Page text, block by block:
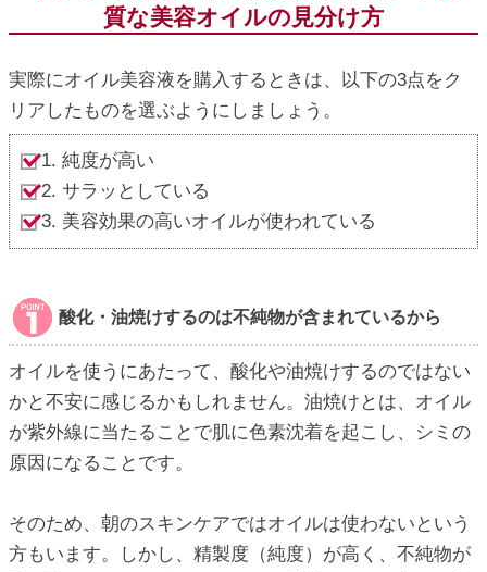
質な美容オイルの見分け方
実際にオイル美容液を購入するときは、以下の3点をク
リアしたものを選ぶようにしましょう。
1. 純度が高い
2. サラッとしている
3. 美容効果の高いオイルが使われている
酸化・油焼けするのは不純物が含まれているから
オイルを使うにあたって、酸化や油焼けするのではない
かと不安に感じるかもしれません。油焼けとは、オイル
が紫外線に当たることで肌に色素沈着を起こし、シミの
原因になることです。
そのため、朝のスキンケアではオイルは使わないという
方もいます。しかし、精製度（純度）が高く、不純物が